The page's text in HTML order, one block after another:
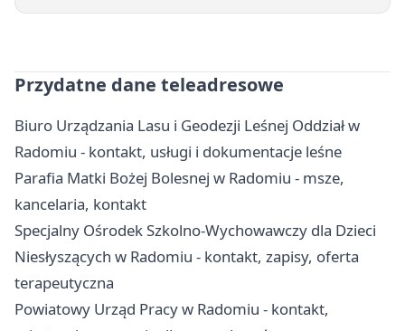
Przydatne dane teleadresowe
Biuro Urządzania Lasu i Geodezji Leśnej Oddział w
Radomiu - kontakt, usługi i dokumentacje leśne
Parafia Matki Bożej Bolesnej w Radomiu - msze,
kancelaria, kontakt
Specjalny Ośrodek Szkolno-Wychowawczy dla Dzieci
Niesłyszących w Radomiu - kontakt, zapisy, oferta
terapeutyczna
Powiatowy Urząd Pracy w Radomiu - kontakt,